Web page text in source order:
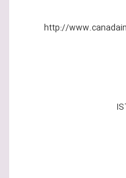
http://